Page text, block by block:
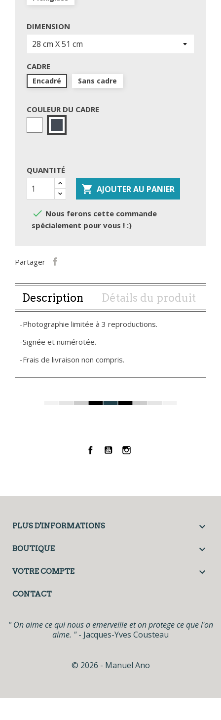
DIMENSION
CADRE
Encadré Sans cadre
COULEUR DU CADRE
Blanc
QUANTITÉ
 AJOUTER AU PANIER
 Nous ferons cette commande
spécialement pour vous ! :)
Partager
Description Détails du produit
-Photographie limitée à 3 reproductions.
-Signée et numérotée.
-Frais de livraison non compris.
Facebook
YouTubeInstagram
PLUS D'INFORMATIONS 
BOUTIQUE 
VOTRE COMPTE 
CONTACT
" On aime ce qui nous a emerveille et on protege ce que l'on
aime. "- Jacques-Yves Cousteau
© 2026 - Manuel Ano